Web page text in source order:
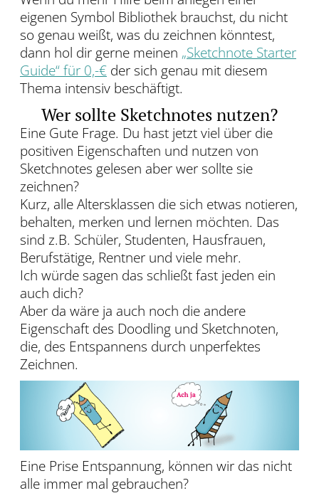
eigenen Symbol Bibliothek brauchst, du nicht
so genau weißt, was du zeichnen könntest,
dann hol dir gerne meinen „Sketchnote Starter
Guide“ für 0,-€ der sich genau mit diesem
Thema intensiv beschäftigt.
Wer sollte Sketchnotes nutzen?
Eine Gute Frage. Du hast jetzt viel über die
positiven Eigenschaften und nutzen von
Sketchnotes gelesen aber wer sollte sie
zeichnen?
Kurz, alle Altersklassen die sich etwas notieren,
behalten, merken und lernen möchten. Das
sind z.B. Schüler, Studenten, Hausfrauen,
Berufstätige, Rentner und viele mehr.
Ich würde sagen das schließt fast jeden ein
auch dich?
Aber da wäre ja auch noch die andere
Eigenschaft des Doodling und Sketchnoten,
die, des Entspannens durch unperfektes
Zeichnen.
Eine Prise Entspannung, können wir das nicht
alle immer mal gebrauchen?